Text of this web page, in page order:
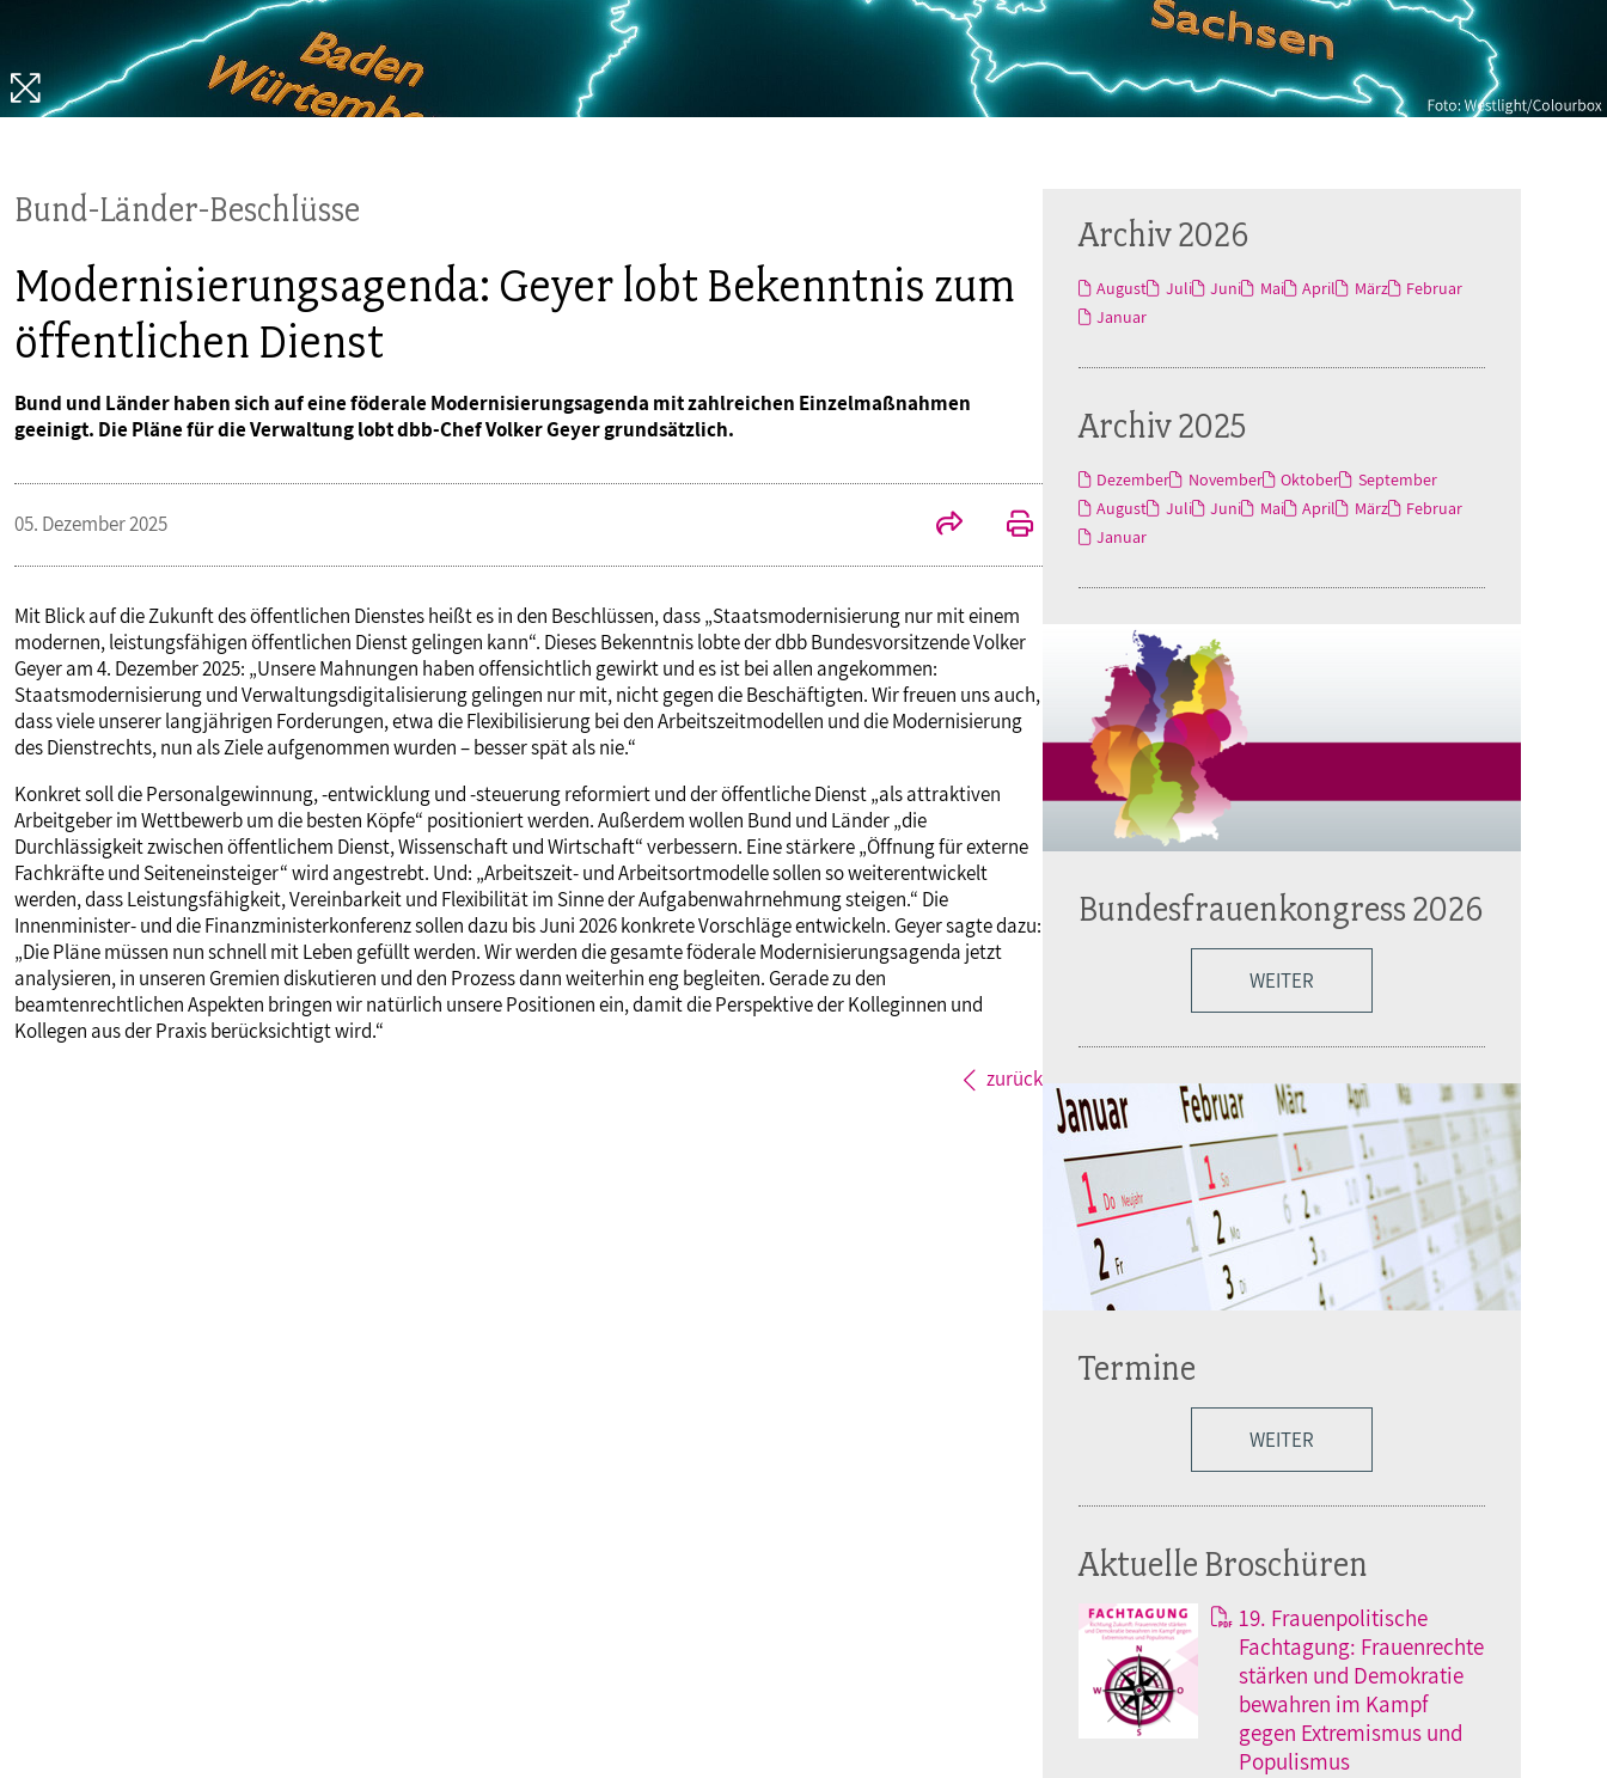
Mitgliedsgewerkschaften
Kooperationen
Alterssicherung
Bildung
Gender Budgeting
Stellungnahmen
Digitalisierung
Frauenrecht kompakt
PUBLIKATIONEN
TERMINE & VERANSTALTUNGEN
Seminare
MITGLIEDSCHAFT & SERVICE
Akademie
Verlag
Bund-Länder-Beschlüsse
Modernisierungsagenda: Geyer lobt Bekenntnis zum
öffentlichen Dienst
Bund und Länder haben sich auf eine föderale Modernisierungsagenda mit zahlreichen Einzelmaßnahmen
geeinigt. Die Pläne für die Verwaltung lobt dbb-Chef Volker Geyer grundsätzlich.
05. Dezember 2025
Mit Blick auf die Zukunft des öffentlichen Dienstes heißt es in den Beschlüssen, dass „Staatsmodernisierung nur mit einem
modernen, leistungsfähigen öffentlichen Dienst gelingen kann“. Dieses Bekenntnis lobte der dbb Bundesvorsitzende Volker
Geyer am 4. Dezember 2025: „Unsere Mahnungen haben offensichtlich gewirkt und es ist bei allen angekommen:
Staatsmodernisierung und Verwaltungsdigitalisierung gelingen nur mit, nicht gegen die Beschäftigten. Wir freuen uns auch,
dass viele unserer langjährigen Forderungen, etwa die Flexibilisierung bei den Arbeitszeitmodellen und die Modernisierung
des Dienstrechts, nun als Ziele aufgenommen wurden – besser spät als nie.“
Konkret soll die Personalgewinnung, -entwicklung und -steuerung reformiert und der öffentliche Dienst „als attraktiven
Arbeitgeber im Wettbewerb um die besten Köpfe“ positioniert werden. Außerdem wollen Bund und Länder „die
Durchlässigkeit zwischen öffentlichem Dienst, Wissenschaft und Wirtschaft“ verbessern. Eine stärkere „Öffnung für externe
Fachkräfte und Seiteneinsteiger“ wird angestrebt. Und: „Arbeitszeit- und Arbeitsortmodelle sollen so weiterentwickelt
werden, dass Leistungsfähigkeit, Vereinbarkeit und Flexibilität im Sinne der Aufgabenwahrnehmung steigen.“ Die
Innenminister- und die Finanzministerkonferenz sollen dazu bis Juni 2026 konkrete Vorschläge entwickeln. Geyer sagte dazu:
„Die Pläne müssen nun schnell mit Leben gefüllt werden. Wir werden die gesamte föderale Modernisierungsagenda jetzt
analysieren, in unseren Gremien diskutieren und den Prozess dann weiterhin eng begleiten. Gerade zu den
beamtenrechtlichen Aspekten bringen wir natürlich unsere Positionen ein, damit die Perspektive der Kolleginnen und
Kollegen aus der Praxis berücksichtigt wird.“
zurück
Archiv 2026
August Juli Juni Mai April März
Februar
Januar
Archiv 2025
Dezember November Oktober
September
August
Juli Juni Mai April März
Februar
Januar
Bundesfrauenkongress 2026
WEITER
Termine
WEITER
Aktuelle Broschüren
19. Frauenpolitische
Fachtagung: Frauenrechte
stärken und Demokratie
bewahren im Kampf
gegen Extremismus und
Populismus